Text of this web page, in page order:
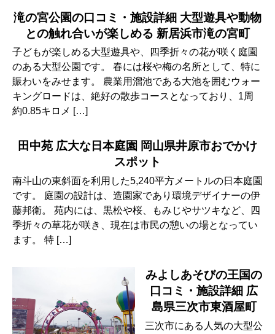
滝の宮公園の口コミ・施設詳細 大型遊具や動物
との触れ合いが楽しめる 新居浜市滝の宮町
子どもが楽しめる大型遊具や、四季折々の花が咲く庭園
のある大型公園です。 春には桜や梅の名所として、特に
賑わいをみせます。 農業用溜池である大池を囲むウォー
キングロードは、絶好の散歩コースとなっており、1周
約0.85キロメ […]
田中苑 広大な日本庭園 岡山県井原市おでかけ
スポット
南斗山の東斜面を利用した5,240平方メートルの日本庭園
です。 庭園の設計は、造園家であり環境デザイナーの伊
藤邦衛。 苑内には、黒松や桜、もみじやサツキなど、四
季折々の草花が咲き、現在は市民の憩いの場となってい
ます。 特 […]
みよしあそびの王国の
口コミ・施設詳細 広
島県三次市東酒屋町
三次市にある人気の大型公